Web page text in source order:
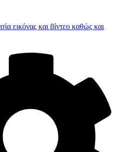
εικόνας και βίντεο καθώς και